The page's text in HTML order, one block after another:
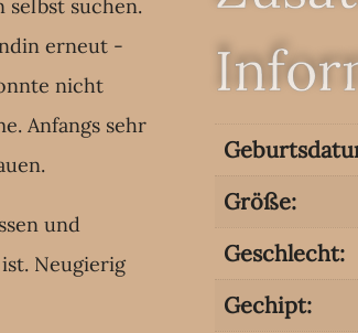
suchen.
erneut -
nicht
Anfangs sehr
und
Neugierig
Größe:
Geschlecht:
Gechipt: